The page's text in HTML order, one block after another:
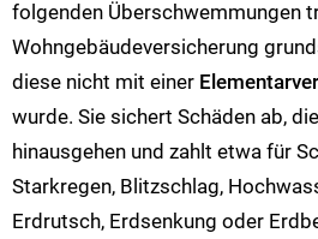
folgenden Überschwemmungen
Wohngebäudeversicherung
diese nicht mit einer
wurde. Sie sichert Schäden ab,
hinausgehen und zahlt etwa für
Starkregen, Blitzschlag,
Erdrutsch, Erdsenkung oder